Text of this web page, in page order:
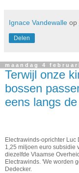
Ignace Vandewalle op
Delen
maandag 4
Terwijl onze
bossen
eens langs
Electrawinds-oprichter Luc
1,25 miljoen euro subsidie
diezelfde Vlaamse
Electrawinds. 'We worden
Dedecker.